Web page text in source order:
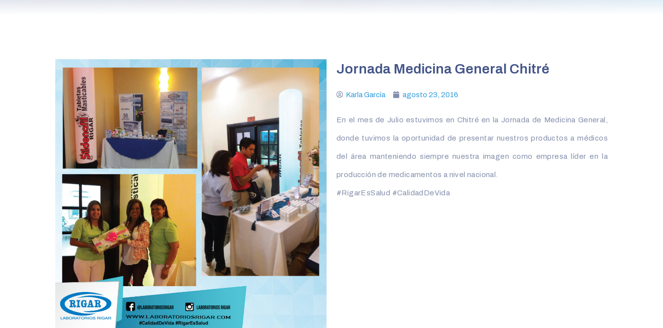
Jornada Medicina General Chitré
Karla García agosto 23, 2016
En el mes de Julio estuvimos en Chitré en la Jornada de Medicina General,
donde tuvimos la oportunidad de presentar nuestros productos a médicos
del área manteniendo siempre nuestra imagen como empresa líder en la
producción de medicamentos a nivel nacional.
‪#‎RigarEsSalud‬ ‪#‎CalidadDeVida‬